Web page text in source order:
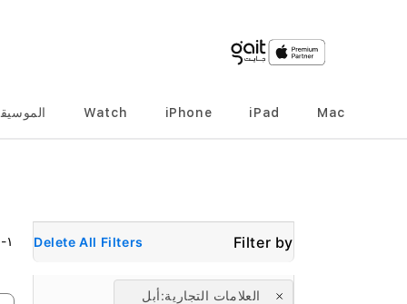
Mac
iPad
iPhone
Watch
١-
العلامات التجارية أبل
Delete All Filters